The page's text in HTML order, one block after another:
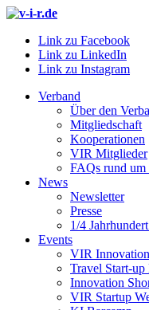
Link zu Facebook
Link zu LinkedIn
Link zu Instagram
Verband
Über den
Mitgliedschaft
Kooperationen
VIR Mitglieder
FAQs rund um
News
Newsletter
Presse
1/4
Events
VIR
Travel Start-
Innovation
VIR Startup